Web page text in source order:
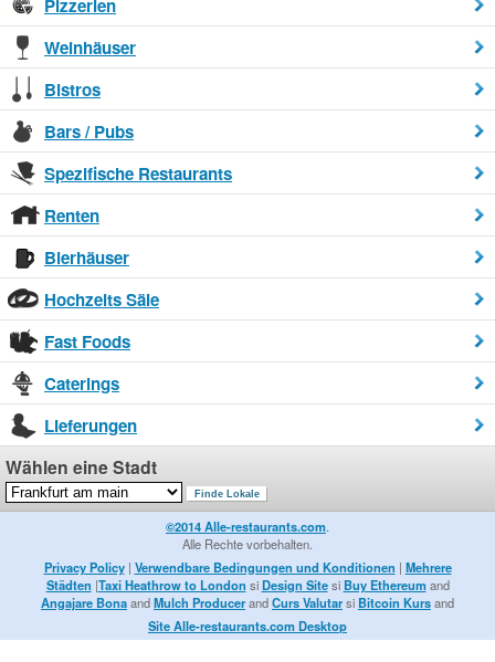
Pizzerien
Weinhäuser
Bistros
Bars / Pubs
Spezifische Restaurants
Renten
Bierhäuser
Hochzeits Säle
Fast Foods
Caterings
Lieferungen
Wählen eine Stadt
©2014 Alle-restaurants.com
Alle Rechte vorbehalten.
Privacy Policy| Verwendbare Bedingungen und Konditionen | Mehrere
Städten |Taxi Heathrow to London siDesign Sitesi Buy Ethereumand
Angajare BonaandMulch ProducerandCurs Valutarsi Bitcoin Kursand
Site Alle-restaurants.com Desktop